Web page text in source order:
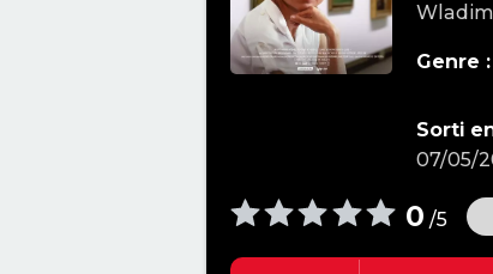
Genre :
Sorti
07/05/
0 /5